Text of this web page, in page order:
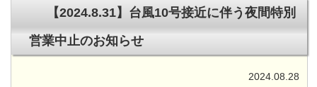
【2024.8.31】台風10号接近に伴う夜間特別
営業中止のお知らせ
2024.08.28